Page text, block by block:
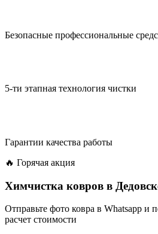
Безопасные профессиональные
5-ти этапная технология чистки
Гарантии качества работы
🔥 Горячая акция
Химчистка ковров в
Отправьте фото ковра в Whatsapp и
расчет стоимости